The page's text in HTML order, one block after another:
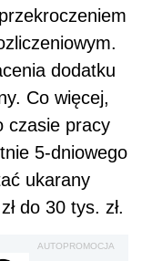
dodatku
. Co więcej,
czasie pracy
5-dniowego
ukarany
do 30 tys. zł.
AUTOPROMOCJA